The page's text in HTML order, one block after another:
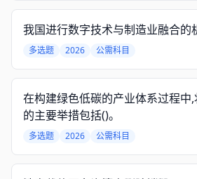
我国进行数字技术与制造业融合的
多选题 2026 公需科目
在构建绿色低碳的产业体系过程中
的主要举措包括()。
多选题 2026 公需科目